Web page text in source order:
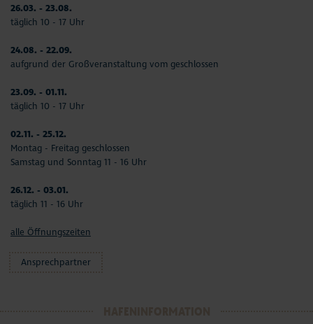
26.03. - 23.08.
täglich 10 - 17 Uhr
24.08. - 22.09.
aufgrund der Großveranstaltung vom geschlossen
23.09. - 01.11.
täglich 10 - 17 Uhr
02.11. - 25.12.
Montag - Freitag geschlossen
Samstag und Sonntag 11 - 16 Uhr
26.12. - 03.01.
täglich 11 - 16 Uhr
alle Öffnungszeiten
Ansprechpartner